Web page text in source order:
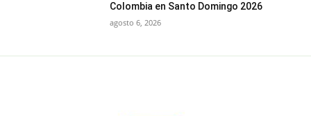
Colombia en Santo Domingo 2026
agosto 6, 2026